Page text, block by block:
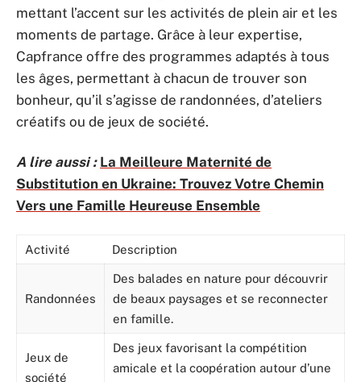
mettant l’accent sur les activités de plein air et les
moments de partage. Grâce à leur expertise,
Capfrance offre des programmes adaptés à tous
les âges, permettant à chacun de trouver son
bonheur, qu’il s’agisse de randonnées, d’ateliers
créatifs ou de jeux de société.
A lire aussi : La Meilleure Maternité de
Substitution en Ukraine: Trouvez Votre Chemin
Vers une Famille Heureuse Ensemble
Activité Description
Randonnées
Des balades en nature pour découvrir
de beaux paysages et se reconnecter
en famille.
Jeux de
société
Des jeux favorisant la compétition
amicale et la coopération autour d’une